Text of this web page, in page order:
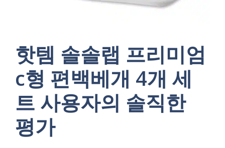
핫템 솔솔랩 프리미엄
c형 편백베개 4개 세
트 사용자의 솔직한
평가